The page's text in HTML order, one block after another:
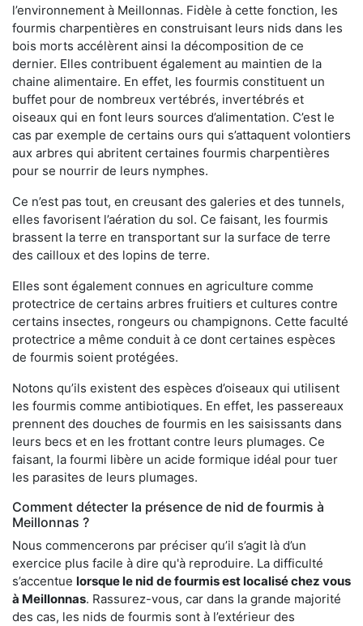
l’environnement à Meillonnas. Fidèle à cette fonction, les
fourmis charpentières en construisant leurs nids dans les
bois morts accélèrent ainsi la décomposition de ce
dernier. Elles contribuent également au maintien de la
chaine alimentaire. En effet, les fourmis constituent un
buffet pour de nombreux vertébrés, invertébrés et
oiseaux qui en font leurs sources d’alimentation. C’est le
cas par exemple de certains ours qui s’attaquent volontiers
aux arbres qui abritent certaines fourmis charpentières
pour se nourrir de leurs nymphes.
Ce n’est pas tout, en creusant des galeries et des tunnels,
elles favorisent l’aération du sol. Ce faisant, les fourmis
brassent la terre en transportant sur la surface de terre
des cailloux et des lopins de terre.
Elles sont également connues en agriculture comme
protectrice de certains arbres fruitiers et cultures contre
certains insectes, rongeurs ou champignons. Cette faculté
protectrice a même conduit à ce dont certaines espèces
de fourmis soient protégées.
Notons qu’ils existent des espèces d’oiseaux qui utilisent
les fourmis comme antibiotiques. En effet, les passereaux
prennent des douches de fourmis en les saisissants dans
leurs becs et en les frottant contre leurs plumages. Ce
faisant, la fourmi libère un acide formique idéal pour tuer
les parasites de leurs plumages.
Comment détecter la présence de nid de fourmis à
Meillonnas ?
Nous commencerons par préciser qu’il s’agit là d’un
exercice plus facile à dire qu'à reproduire. La difficulté
s’accentue lorsque le nid de fourmis est localisé chez vous
à Meillonnas. Rassurez-vous, car dans la grande majorité
des cas, les nids de fourmis sont à l’extérieur des